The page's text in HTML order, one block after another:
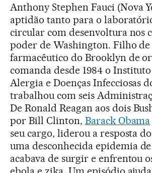
Anthony Stephen Fauci (Nova
aptidão tanto para o
circular com desenvoltura nos
poder de Washington. Filho
farmacêutico do Brooklyn de
comanda desde 1984 o
Alergia e Doenças Infecciosas
trabalhou com seis
De Ronald Reagan aos dois
por Bill Clinton, Barack Obama
seu cargo, liderou a resposta
uma desconhecida epidemia
acabava de surgir e enfrentou